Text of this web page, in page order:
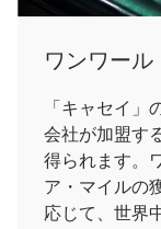
ワンワール
「キャセイ」
会社が加盟す
得られます。
ア・マイルの
応じて、世界